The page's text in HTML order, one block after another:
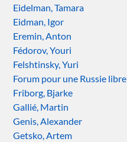
Eidelman, Tamara
Eidman, Igor
Eremin, Anton
Fédorov, Youri
Felshtinsky, Yuri
Forum pour une Russie libre
Friborg, Bjarke
Gallié, Martin
Genis, Alexander
Getsko, Artem